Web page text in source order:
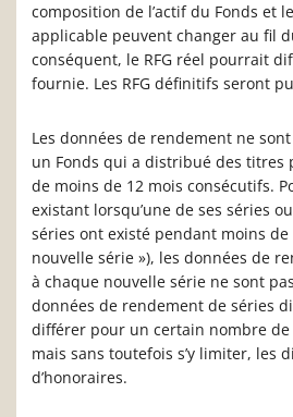
composition de l’actif du Fonds et
applicable peuvent changer au fil
conséquent, le RFG réel pourrait
fournie. Les RFG définitifs seront
Les données de rendement ne
un Fonds qui a distribué des titres
de moins de 12 mois consécutifs.
existant lorsqu’une de ses séries
séries ont existé pendant moins de
nouvelle série »), les données de
à chaque nouvelle série ne sont
données de rendement de séries
différer pour un certain nombre de
mais sans toutefois s’y limiter, les
d’honoraires.